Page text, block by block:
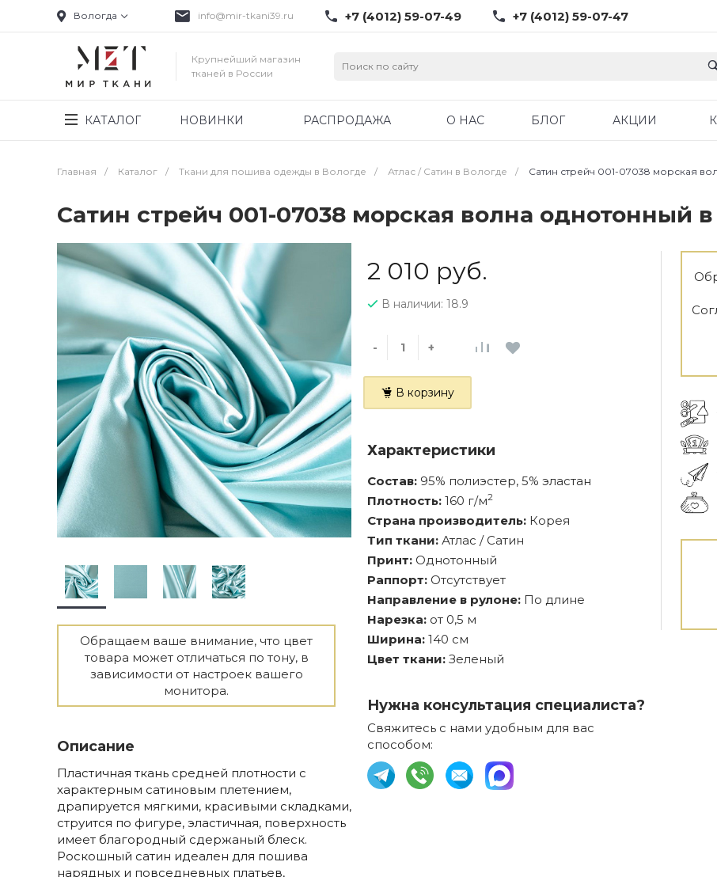
Вологда info@mir-tkani39.ru +7 (4012) 59-07-49 +7 (4012) 59-07-47
Крупнейший магазин
тканей в России
КАТАЛОГ НОВИНКИ РАСПРОДАЖА О НАС БЛОГ АКЦИИ
Главная / Каталог / Ткани для пошива одежды в Вологде / Атлас / Cатин в Вологде / Сатин стрейч 001-07038 морская
Сатин стрейч 001-07038 морская волна однотонный
Обращаем ваше внимание, что цвет
товара может отличаться по тону, в
зависимости от настроек вашего
монитора.
Описание
Пластичная ткань средней плотности с
характерным сатиновым плетением,
драпируется мягкими, красивыми складками,
струится по фигуре, эластичная, поверхность
имеет благородный сдержаный блеск.
Роскошный сатин идеален для пошива
нарядных и повседневных платьев,
2 010 руб.
В наличии: 18.9
- +
В корзину
Характеристики
Состав: 95% полиэстер, 5% эластан
Плотность: 160 г/м2
Страна производитель: Корея
Тип ткани: Атлас / Сатин
Принт: Однотонный
Раппорт: Отсутствует
Направление в рулоне: По длине
Нарезка: от 0,5 м
Ширина: 140 см
Цвет ткани: Зеленый
Нужна консультация специалиста?
Свяжитесь с нами удобным для вас
способом: